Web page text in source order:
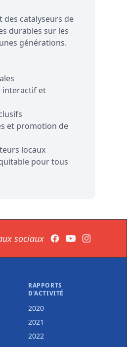
des catalyseurs de
durables sur les
générations.
interactif et
et promotion de
locaux
pour tous
sociaux Facebook
RAPPORTS
D'ACTIVITÉ
2020
2021
2022